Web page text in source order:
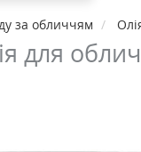
за обличчям
для